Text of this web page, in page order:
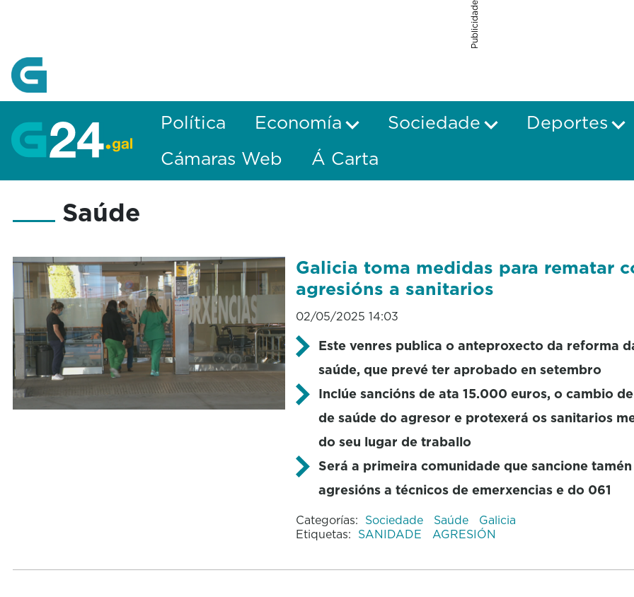
Publicidade
Política Economía Sociedade Deportes
Cámaras Web
Á Carta
Saúde
Galicia toma medidas para rematar
agresións a sanitarios
02/05/2025 14:03
Este venres publica o anteproxecto da reforma
saúde, que prevé ter aprobado en setembro
Inclúe sancións de ata 15.000 euros, o cambio
de saúde do agresor e protexerá os sanitarios
do seu lugar de traballo
Será a primeira comunidade que sancione tamén
agresións a técnicos de emerxencias e do 061
Categorías: Sociedade Saúde
Galicia
Etiquetas: SANIDADE AGRESIÓN